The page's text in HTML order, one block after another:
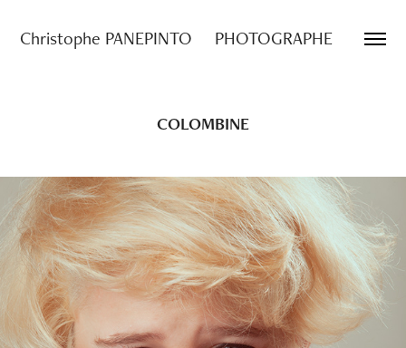
Christophe PANEPINTO     PHOTOGRAPHE
COLOMBINE